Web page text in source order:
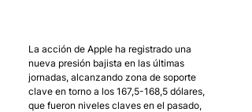
La acción de Apple ha registrado una
nueva presión bajista en las últimas
jornadas, alcanzando zona de soporte
clave en torno a los 167,5-168,5 dólares,
que fueron niveles claves en el pasado,